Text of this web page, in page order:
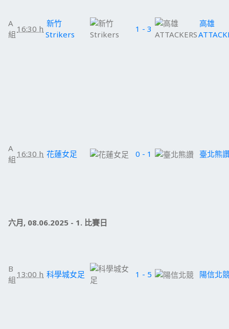
A
組
16:30 h
新竹
Strikers
1 - 3
高雄
A
組
16:30 h 花蓮女足 0 - 1 臺北熊
六月, 08.06.2025 - 1. 比賽日
B
組
13:00 h 科學城女足 1 - 5 陽信北